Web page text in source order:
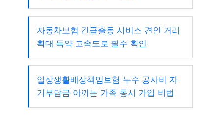
자동차보험 긴급출동 서비스 견인 거리
확대 특약 고속도로 필수 확인
일상생활배상책임보험 누수 공사비 자
기부담금 아끼는 가족 동시 가입 비법